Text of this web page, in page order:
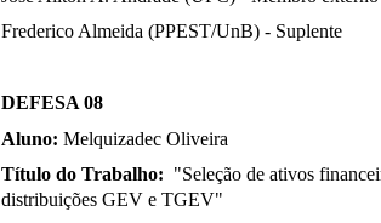
Frederico Almeida (PPEST/UnB) - Suplente
DEFESA 08
Aluno: Melquizadec Oliveira
Título do Trabalho: "Seleção de ativos
distribuições GEV e TGEV"